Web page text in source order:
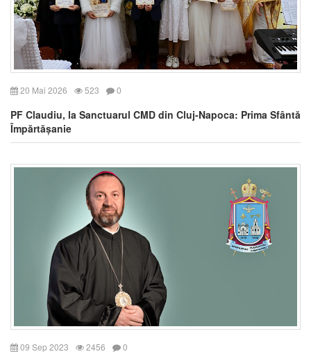
20 Mai 2026 523 0
PF Claudiu, la Sanctuarul CMD din Cluj-Napoca: Prima Sfântă
Împărtășanie
09 Sep 2023 2456 0